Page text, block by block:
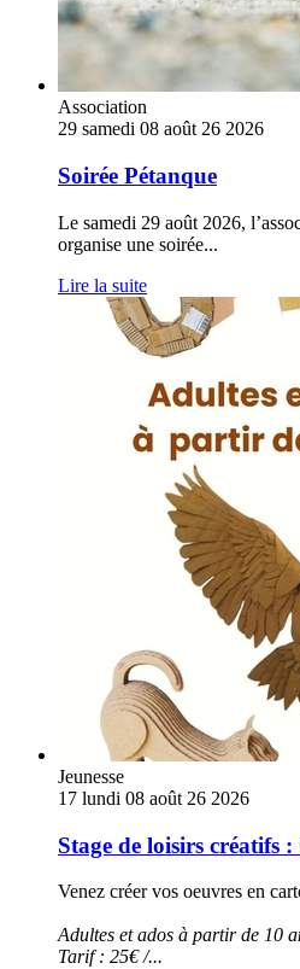
Association
29 samedi 08 août 26 2026
Soirée Pétanque
Le samedi 29 août 2026,
organise une soirée...
Lire la suite
Jeunesse
17 lundi 08 août 26 2026
Stage de loisirs créatifs
Venez créer vos oeuvres en
Adultes et ados à partir de 10
Tarif : 25€ /...